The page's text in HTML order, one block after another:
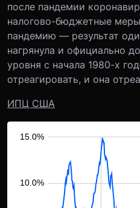
после пандемии
налогово-бюджетные
пандемию — результат
нагрянула и официально
уровня с начала 1980-х
отреагировать, и она
ИПЦ США